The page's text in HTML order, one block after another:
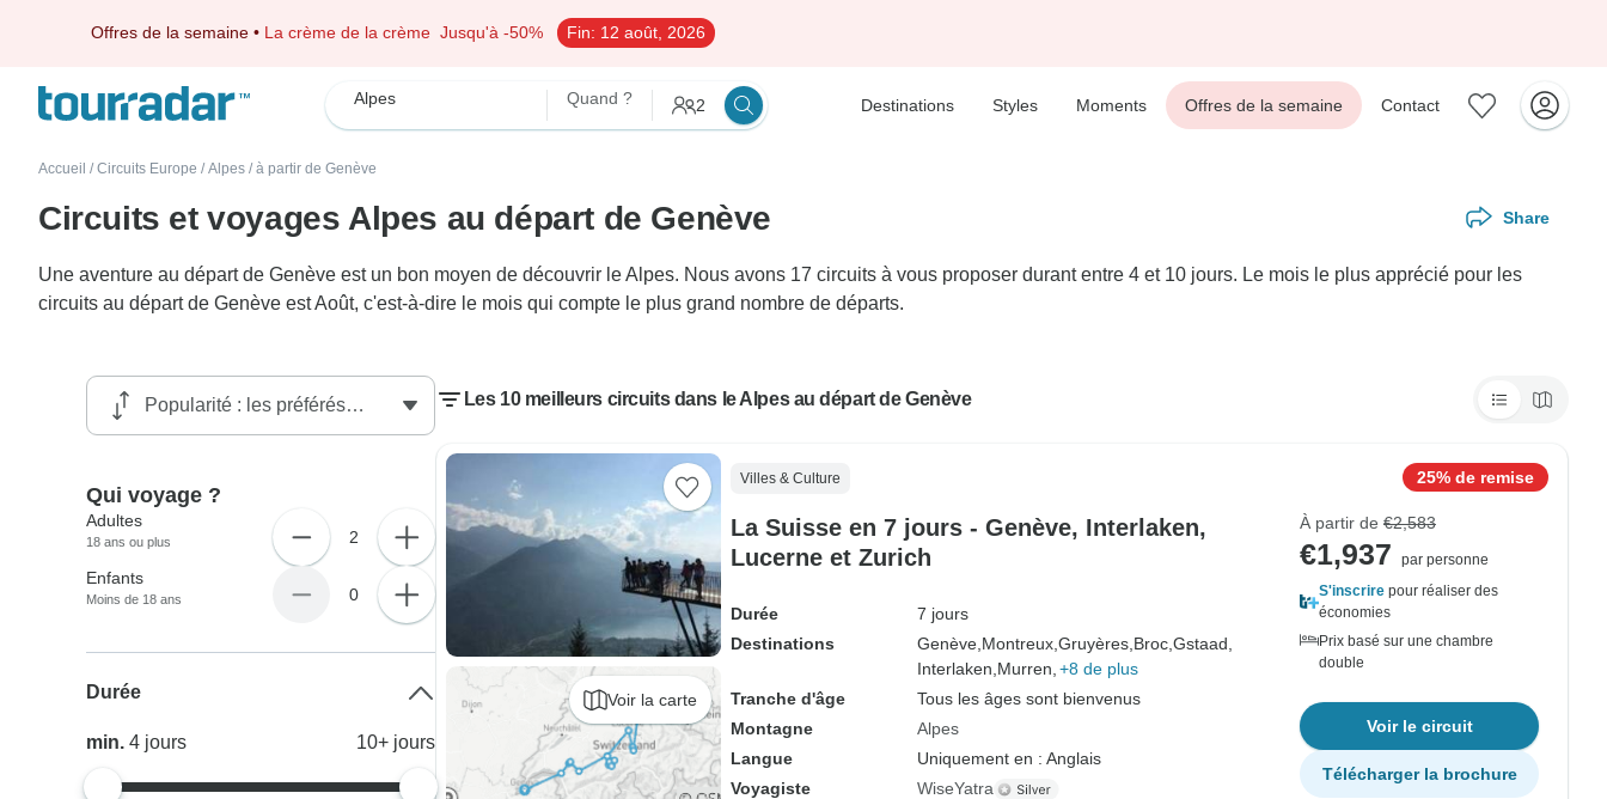
Offres de la semaine • La crème de la crème Jusqu'à -50% Fin: 12 août, 2026
Alpes Quand ? 2 Destinations Styles Moments Offres de la semaine Contact
Accueil / Circuits Europe / Alpes / à partir de Genève
Circuits et voyages Alpes au départ de Genève Share
Une aventure au départ de Genève est un bon moyen de découvrir le Alpes. Nous avons 17 circuits à vous proposer durant entre 4 et 10 jours. Le mois le plus apprécié pour les
circuits au départ de Genève est Août, c'est-à-dire le mois qui compte le plus grand nombre de départs.
Les 10 meilleurs circuits dans le Alpes au départ de Genève
Voir la carte
Villes & Culture
La Suisse en 7 jours - Genève, Interlaken,
Lucerne et Zurich
Durée
7 jours
Destinations
Genève, Montreux, Gruyères, Broc, Gstaad,
Interlaken, Murren, +8 de plus
Tranche d'âge
Tous les âges sont bienvenus
Montagne
Alpes
Langue
Uniquement en : Anglais
Voyagiste
WiseYatra
25% de remise
À partir de €2,583
€1,937
par personne
S'inscrire pour réaliser des
économies
Prix basé sur une chambre
double
Voir le circuit
Télécharger la brochure
Qui voyage ?
Adultes
18 ans ou plus 2
Enfants
Moins de 18 ans 0
Durée
min.4 jours 10+ jours